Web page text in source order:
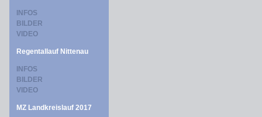
INFOS
BILDER
VIDEO
Regentallauf Nittenau
INFOS
BILDER
VIDEO
MZ Landkreislauf 2017